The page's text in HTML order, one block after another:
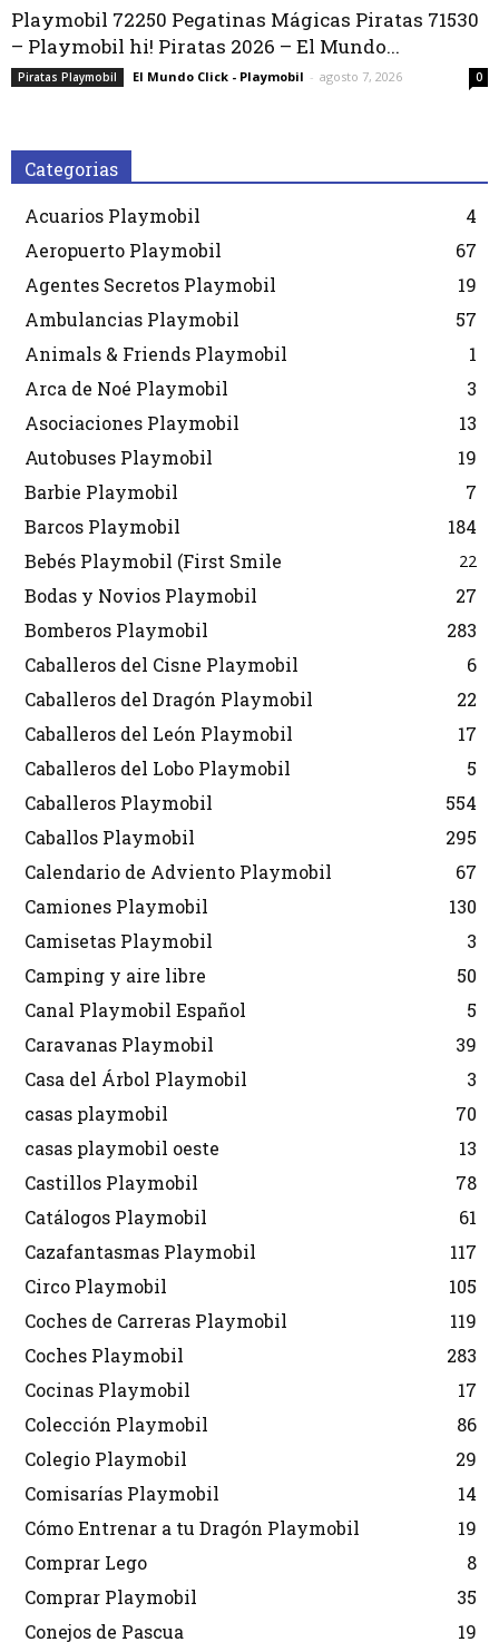
Playmobil 72250 Pegatinas Mágicas Piratas 71530
– Playmobil hi! Piratas 2026 – El Mundo...
Piratas Playmobil El Mundo Click - Playmobil - agosto 7, 2026 0
Categorias
Acuarios Playmobil
4
Aeropuerto Playmobil
67
Agentes Secretos Playmobil
19
Ambulancias Playmobil
57
Animals & Friends Playmobil
1
Arca de Noé Playmobil
3
Asociaciones Playmobil
13
Autobuses Playmobil
19
Barbie Playmobil
7
Barcos Playmobil
184
Bebés Playmobil (First Smile
22
Bodas y Novios Playmobil
27
Bomberos Playmobil
283
Caballeros del Cisne Playmobil
6
Caballeros del Dragón Playmobil
22
Caballeros del León Playmobil
17
Caballeros del Lobo Playmobil
5
Caballeros Playmobil
554
Caballos Playmobil
295
Calendario de Adviento Playmobil
67
Camiones Playmobil
130
Camisetas Playmobil
3
Camping y aire libre
50
Canal Playmobil Español
5
Caravanas Playmobil
39
Casa del Árbol Playmobil
3
casas playmobil
70
casas playmobil oeste
13
Castillos Playmobil
78
Catálogos Playmobil
61
Cazafantasmas Playmobil
117
Circo Playmobil
105
Coches de Carreras Playmobil
119
Coches Playmobil
283
Cocinas Playmobil
17
Colección Playmobil
86
Colegio Playmobil
29
Comisarías Playmobil
14
Cómo Entrenar a tu Dragón Playmobil
19
Comprar Lego
8
Comprar Playmobil
35
Conejos de Pascua
19